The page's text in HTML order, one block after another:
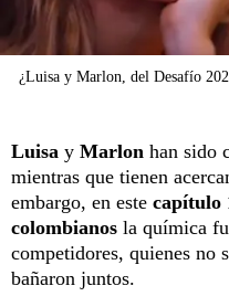
¿Luisa y Marlon, del Desafío
Luisa y Marlon han sido
mientras que tienen
embargo, en este capítulo
colombianos la química
competidores, quienes no
bañaron juntos.